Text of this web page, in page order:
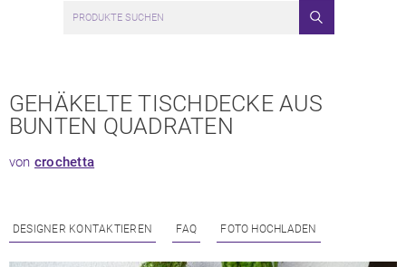
GEHÄKELTE TISCHDECKE AUS
BUNTEN QUADRATEN
von crochetta
DESIGNER KONTAKTIEREN FAQ FOTO HOCHLADEN